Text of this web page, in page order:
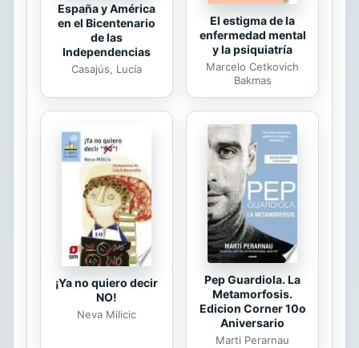
España y América
en el Bicentenario
de las
Independencias
Casajús, Lucía
El estigma de la
enfermedad mental
y la psiquiatría
Marcelo Cetkovich
Bakmas
¡Ya no quiero decir
NO!
Neva Milicic
Pep Guardiola. La
Metamorfosis.
Edicion Corner 10o
Aniversario
Marti Perarnau